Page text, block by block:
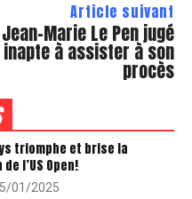
Article suivant
Jean-Marie Le Pen jugé
inapte à assister à son
procès
triomphe et brise la
l’US Open!
01/2025